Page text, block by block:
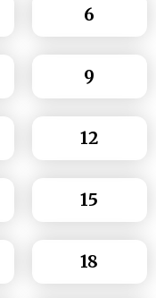
6
9
12
15
18